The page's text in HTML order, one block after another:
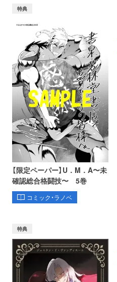
特典
【限定ペーパー】U．M．A〜未
確認総合格闘技〜 5巻
コミック・ラノベ
特典